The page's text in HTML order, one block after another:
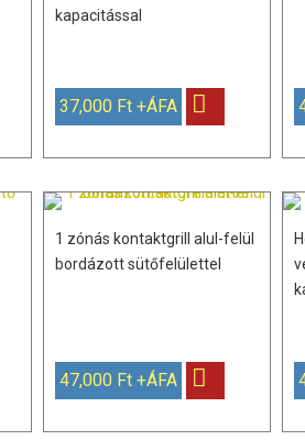
kapacitással
37,000 Ft +ÁFA
1 zónás kontaktgrill alul-felül
bordázott sütőfelülettel
47,000 Ft +ÁFA